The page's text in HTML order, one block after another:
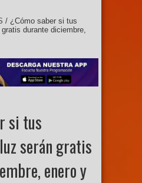
/ ¿Cómo saber si tus
durante diciembre,
si tus
serán gratis
enero y